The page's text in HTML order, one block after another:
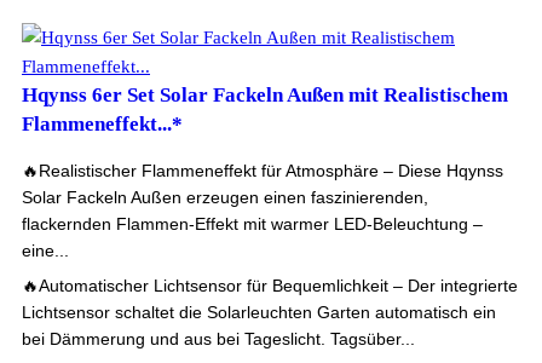
Hqynss 6er Set Solar Fackeln Außen mit Realistischem
Flammeneffekt...*
🔥Realistischer Flammeneffekt für Atmosphäre – Diese Hqynss
Solar Fackeln Außen erzeugen einen faszinierenden,
flackernden Flammen-Effekt mit warmer LED-Beleuchtung –
eine...
🔥Automatischer Lichtsensor für Bequemlichkeit – Der integrierte
Lichtsensor schaltet die Solarleuchten Garten automatisch ein
bei Dämmerung und aus bei Tageslicht. Tagsüber...